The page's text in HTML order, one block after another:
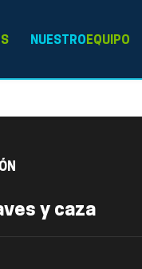
NUESTROEQUIPO
y caza